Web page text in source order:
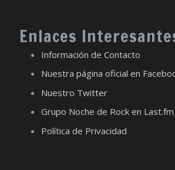
Enlaces
Información de Contacto
Nuestra página oficial en
Nuestro Twitter
Grupo Noche de Rock en Last.fm
Política de Privacidad